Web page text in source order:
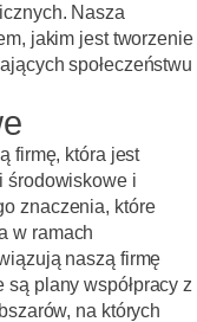
Nasza
jakim jest tworzenie
społeczeństwu
firmę, która jest
środowiskowe i
znaczenia, które
w ramach
naszą firmę
są plany współpracy z
na których